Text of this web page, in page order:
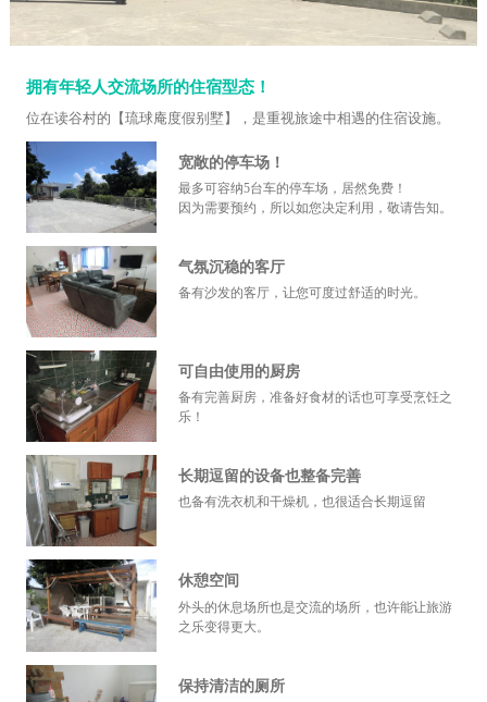
拥有年轻人交流场所的住宿型态！
位在读谷村的【琉球庵度假别墅】，是重视旅途中相遇的住宿设施。
宽敞的停车场！
最多可容纳5台车的停车场，居然免费！
因为需要预约，所以如您决定利用，敬请告知。
气氛沉稳的客厅
备有沙发的客厅，让您可度过舒适的时光。
可自由使用的厨房
备有完善厨房，准备好食材的话也可享受烹饪之
乐！
长期逗留的设备也整备完善
也备有洗衣机和干燥机，也很适合长期逗留
休憩空间
外头的休息场所也是交流的场所，也许能让旅游
之乐变得更大。
保持清洁的厕所